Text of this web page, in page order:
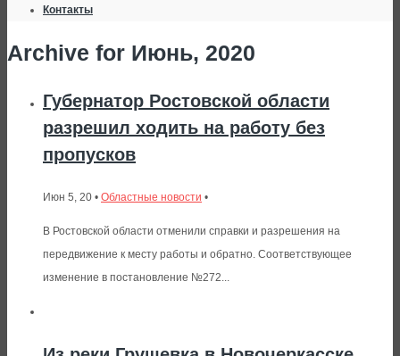
Контакты
Archive for Июнь, 2020
Губернатор Ростовской области
разрешил ходить на работу без
пропусков
Июн 5, 20 • Областные новости •
В Ростовской области отменили справки и разрешения на
передвижение к месту работы и обратно. Соответствующее
изменение в постановление №272...